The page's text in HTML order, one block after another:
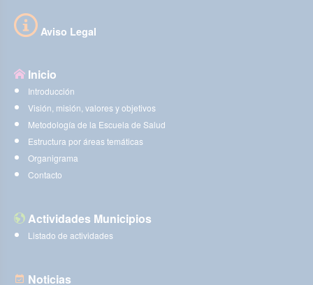
Aviso Legal
Inicio
Introducción
Visión, misión, valores y objetivos
Metodología de la Escuela de Salud
Estructura por áreas temáticas
Organigrama
Contacto
Actividades Municipios
Listado de actividades
Noticias